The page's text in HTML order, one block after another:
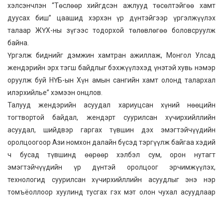
хэлсэнчлэн “Төслөөр хийгдсэн ажлууд төсөлтэйгөө хамт
дуусах биш” цаашид хэрхэн үр дүнтэйгээр үргэлжүүлэх
талаар ЖҮХ-ны зүгээс тодорхой төлөвлөгөө боловсруулж
байна.
Үргэлж биднийг дэмжин хамтран ажиллаж, Монгол Улсад
жендэрийн эрх тэгш байдлыг бэхжүүлэхэд үнэтэй хувь нэмэр
оруулж буй НҮБ-ын Хүн амын сангийн хамт олонд талархал
илэрхийлье” хэмээн онцлов.
Талууд жендэрийн асуудал хариуцсан хүний нөөцийн
тогтвортой байдал, жендэрт суурилсан хүчирхийллийн
асуудал, шийдвэр гаргах түвшин дэх эмэгтэйчүүдийн
оролцоогоор Ази номхон далайн бүсэд тэргүүлж байгаа хэдий
ч бусад түвшинд өөрөөр хэлбэл сум, орон нутагт
эмэгтэйчүүдийн үр дүнтэй оролцоог эрчимжүүлэх,
технологид суурилсан хүчирхийллийн асуудлыг энэ нэр
томъёоллоор хуулинд тусгах гэх мэт олон чухал асуудлаар